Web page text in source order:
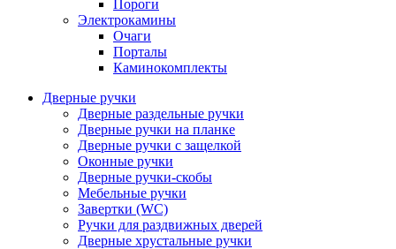
Пороги
Электрокамины
Очаги
Порталы
Каминокомплекты
Дверные ручки
Дверные раздельные ручки
Дверные ручки на планке
Дверные ручки с защелкой
Оконные ручки
Дверные ручки-скобы
Мебельные ручки
Завертки (WC)
Ручки для раздвижных дверей
Дверные хрустальные ручки